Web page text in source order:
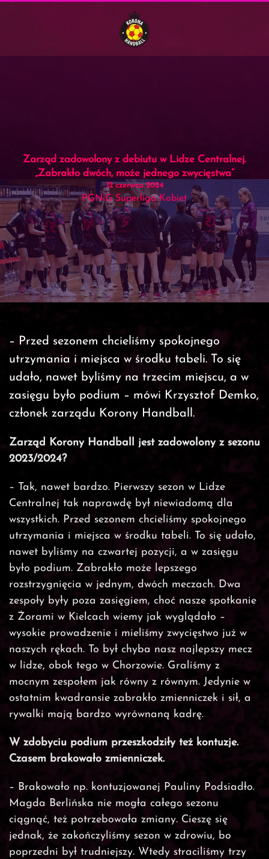
Zarząd zadowolony z debiutu w Lidze Centralnej.
„Zabrakło dwóch, może jednego zwycięstwa”
12 czerwca 2024
PGNiG Superliga Kobiet
– Przed sezonem chcieliśmy spokojnego
utrzymania i miejsca w środku tabeli. To się
udało, nawet byliśmy na trzecim miejscu, a w
zasięgu było podium – mówi Krzysztof Demko,
członek zarządu Korony Handball.
Zarząd Korony Handball jest zadowolony z sezonu
2023/2024?
– Tak, nawet bardzo. Pierwszy sezon w Lidze
Centralnej tak naprawdę był niewiadomą dla
wszystkich. Przed sezonem chcieliśmy spokojnego
utrzymania i miejsca w środku tabeli. To się udało,
nawet byliśmy na czwartej pozycji, a w zasięgu
było podium. Zabrakło może lepszego
rozstrzygnięcia w jednym, dwóch meczach. Dwa
zespoły były poza zasięgiem, choć nasze spotkanie
z Żorami w Kielcach wiemy jak wyglądało –
wysokie prowadzenie i mieliśmy zwycięstwo już w
naszych rękach. To był chyba nasz najlepszy mecz
w lidze, obok tego w Chorzowie. Graliśmy z
mocnym zespołem jak równy z równym. Jedynie w
ostatnim kwadransie zabrakło zmienniczek i sił, a
rywalki mają bardzo wyrównaną kadrę.
W zdobyciu podium przeszkodziły też kontuzje.
Czasem brakowało zmienniczek.
– Brakowało np. kontuzjowanej Pauliny Podsiadło.
Magda Berlińska nie mogła całego sezonu
ciągnąć, też potrzebowała zmiany. Cieszę się
jednak, że zakończyliśmy sezon w zdrowiu, bo
poprzedni był trudniejszy. Wtedy straciliśmy trzy